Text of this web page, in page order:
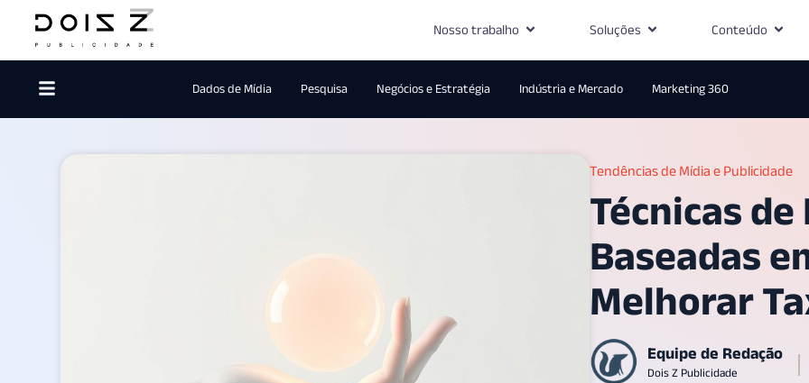
Nosso trabalho Soluções Conteúdo
Dados de Mídia Pesquisa Negócios e Estratégia Indústria e Mercado Marketing 360
Tendências de Mídia e Publicidade
Técnicas
Baseadas
Melhorar
Equipe de Redação
Dois Z Publicidade